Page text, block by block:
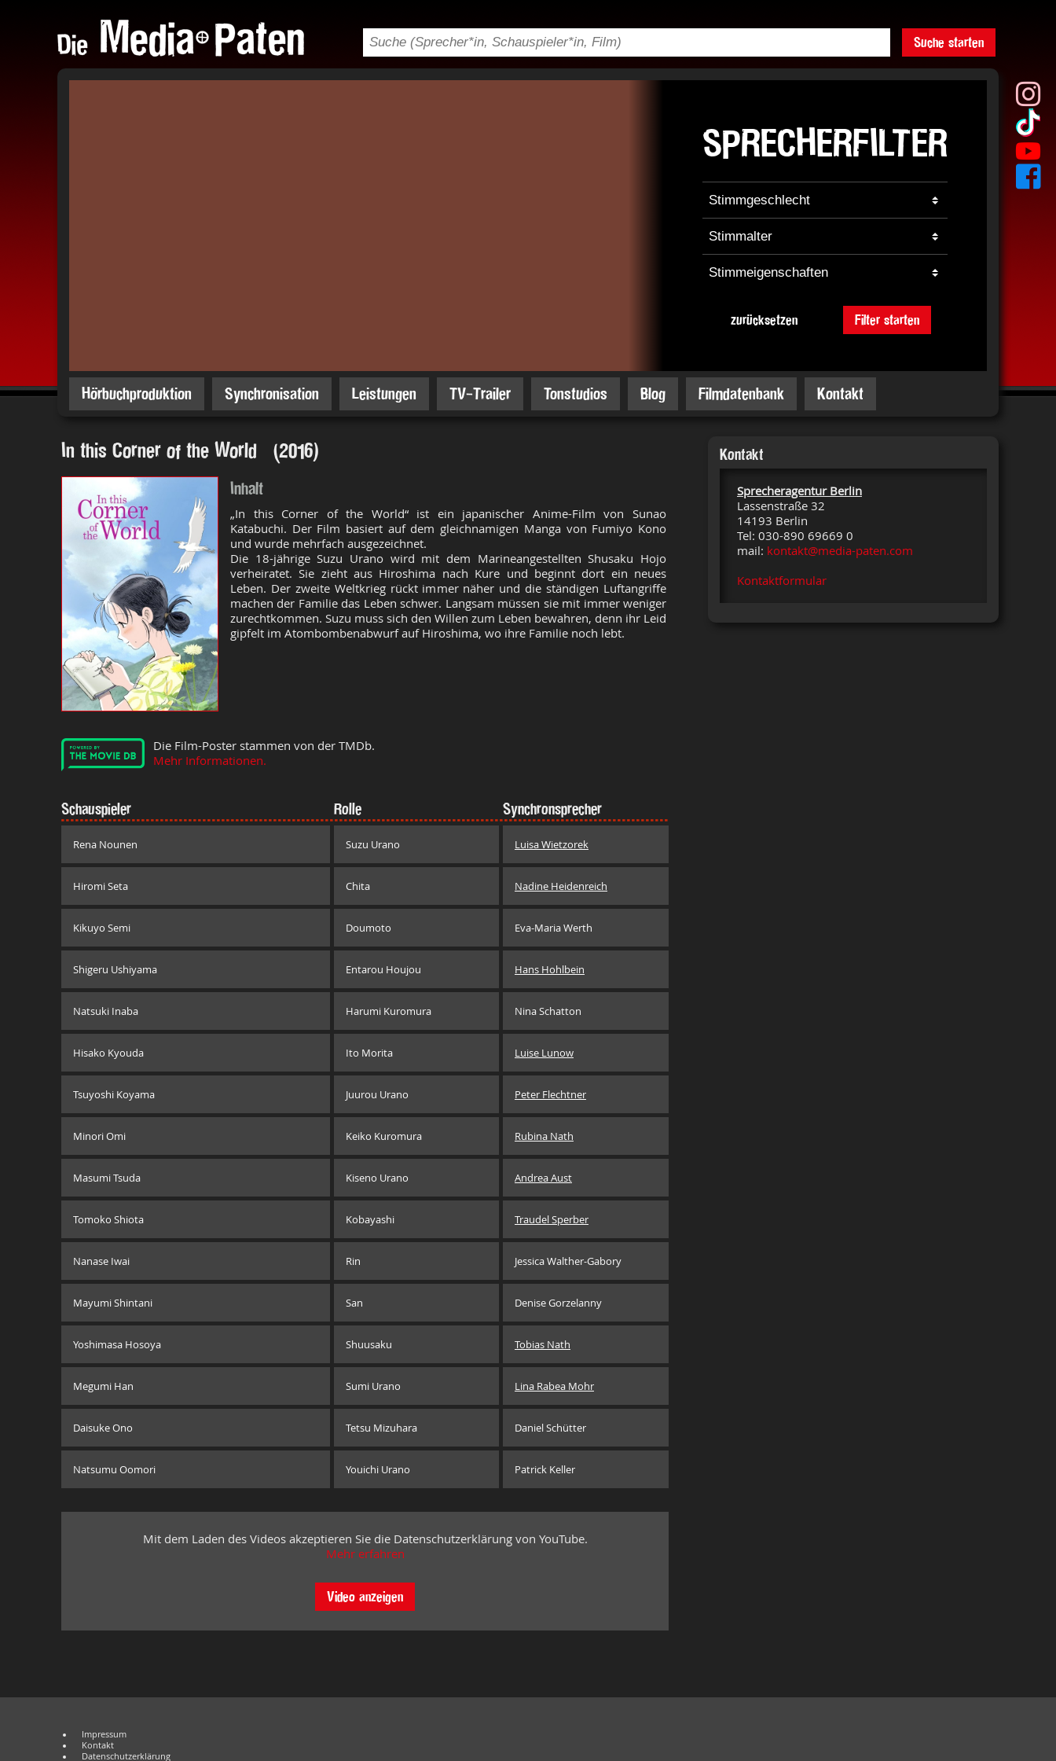
Suche starten
SPRECHERFILTER
zurücksetzen Filter starten
Hörbuchproduktion Synchronisation Leistungen TV-Trailer Tonstudios Blog Filmdatenbank Kontakt
In this Corner of the World (2016)
Inhalt
„In this Corner of the World“ ist ein japanischer Anime-Film von Sunao
Katabuchi. Der Film basiert auf dem gleichnamigen Manga von Fumiyo Kono
und wurde mehrfach ausgezeichnet.
Die 18-jährige Suzu Urano wird mit dem Marineangestellten Shusaku Hojo
verheiratet. Sie zieht aus Hiroshima nach Kure und beginnt dort ein neues
Leben. Der zweite Weltkrieg rückt immer näher und die ständigen Luftangriffe
machen der Familie das Leben schwer. Langsam müssen sie mit immer weniger
zurechtkommen. Suzu muss sich den Willen zum Leben bewahren, denn ihr Leid
gipfelt im Atombombenabwurf auf Hiroshima, wo ihre Familie noch lebt.
Die Film-Poster stammen von der TMDb.
Mehr Informationen.
Schauspieler Rolle Synchronsprecher
Rena Nounen Suzu Urano Luisa Wietzorek
Hiromi Seta Chita Nadine Heidenreich
Kikuyo Semi Doumoto Eva-Maria Werth
Shigeru Ushiyama Entarou Houjou Hans Hohlbein
Natsuki Inaba Harumi Kuromura Nina Schatton
Hisako Kyouda Ito Morita Luise Lunow
Tsuyoshi Koyama Juurou Urano Peter Flechtner
Minori Omi Keiko Kuromura Rubina Nath
Masumi Tsuda Kiseno Urano Andrea Aust
Tomoko Shiota Kobayashi Traudel Sperber
Nanase Iwai Rin Jessica Walther-Gabory
Mayumi Shintani San Denise Gorzelanny
Yoshimasa Hosoya Shuusaku Tobias Nath
Megumi Han Sumi Urano Lina Rabea Mohr
Daisuke Ono Tetsu Mizuhara Daniel Schütter
Natsumu Oomori Youichi Urano Patrick Keller
Mit dem Laden des Videos akzeptieren Sie die Datenschutzerklärung von YouTube.
Mehr erfahren
Video anzeigen
Kontakt
Sprecheragentur Berlin
Lassenstraße 32
14193 Berlin
Tel: 030-890 69669 0
mail: kontakt@media-paten.com
Kontaktformular
Impressum
Kontakt
Datenschutzerklärung